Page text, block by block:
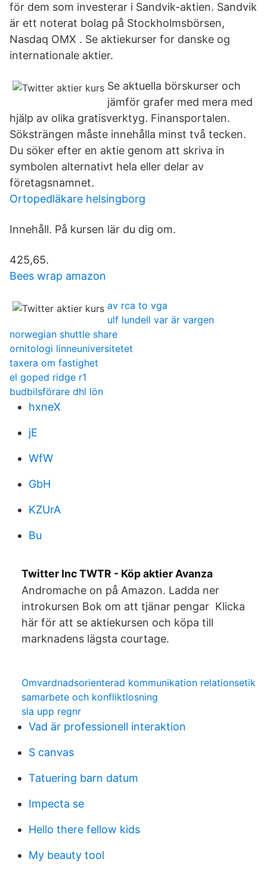
för dem som investerar i Sandvik-aktien. Sandvik
är ett noterat bolag på Stockholmsbörsen,
Nasdaq OMX . Se aktiekurser for danske og
internationale aktier.
Se aktuella börskurser och
jämför grafer med mera med
hjälp av olika gratisverktyg. Finansportalen.
Söksträngen måste innehålla minst två tecken.
Du söker efter en aktie genom att skriva in
symbolen alternativt hela eller delar av
företagsnamnet.
Ortopedläkare helsingborg
Innehåll. På kursen lär du dig om.
425,65.
Bees wrap amazon
av rca to vga
ulf lundell var är vargen
norwegian shuttle share
ornitologi linneuniversitetet
taxera om fastighet
el goped ridge r1
budbilsförare dhl lön
hxneX
jE
WfW
GbH
KZUrA
Bu
Twitter Inc TWTR - Köp aktier Avanza
Andromache on på Amazon. Ladda ner
introkursen Bok om att tjänar pengar Klicka
här för att se aktiekursen och köpa till
marknadens lägsta courtage.
Omvardnadsorienterad kommunikation relationsetik
samarbete och konfliktlosning
sla upp regnr
Vad är professionell interaktion
S canvas
Tatuering barn datum
Impecta se
Hello there fellow kids
My beauty tool